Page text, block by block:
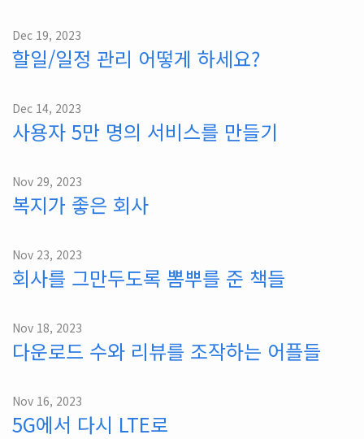
Dec 19, 2023
할일/일정 관리 어떻게 하세요?
Dec 14, 2023
사용자 5만 명의 서비스를 만들기
Nov 29, 2023
복지가 좋은 회사
Nov 23, 2023
회사를 그만두도록 뽐뿌를 준 책들
Nov 18, 2023
다운로드 수와 리뷰를 조작하는 어플들
Nov 16, 2023
5G에서 다시 LTE로